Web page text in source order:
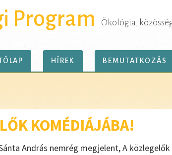
Program Ökológia,
HÍREK BEMUTATKOZÁS
KOMÉDIÁJÁBA!
András nemrég megjelent, A